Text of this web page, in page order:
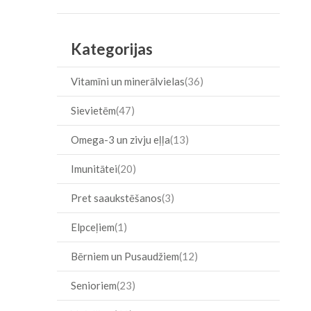
Item
Kategorijas
Vitamīni un minerālvielas 36
Sievietēm 47
Omega-3 un zivju eļļa 13
Imunitātei 20
Pret saaukstēšanos 3
Elpceļiem 1
Bērniem un Pusaudžiem 12
Senioriem 23